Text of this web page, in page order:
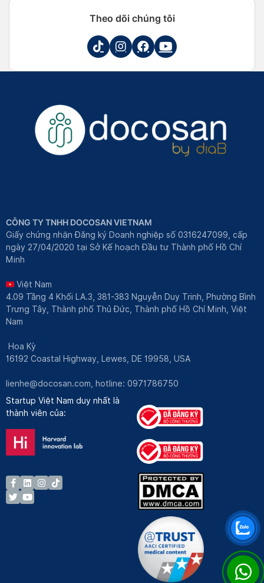
Theo dõi chúng tôi
CÔNG TY TNHH DOCOSAN VIETNAM
Giấy chứng nhận Đăng ký Doanh nghiệp số 0316247099, cấp
ngày 27/04/2020 tại Sở Kế hoạch Đầu tư Thành phố Hồ Chí
Minh
Việt Nam
4.09 Tầng 4 Khối LA.3, 381-383 Nguyễn Duy Trinh, Phường Bình
Trưng Tây, Thành phố Thủ Đức, Thành phố Hồ Chí Minh, Việt
Nam
Hoa Kỳ
16192 Coastal Highway, Lewes, DE 19958, USA
lienhe@docosan.com , hotline: 0971786750
Startup Việt Nam duy nhất là
thành viên của: